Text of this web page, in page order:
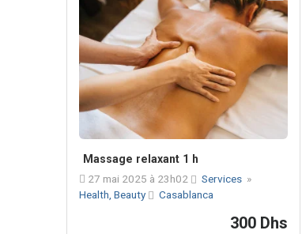
Massage relaxant 1 h
27 mai 2025 à 23h02
Services »
Health, Beauty
Casablanca
300 Dhs